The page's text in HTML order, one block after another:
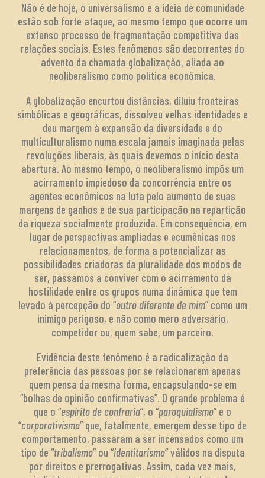
Não é de hoje, o universalismo e a ideia de comunidade
estão sob forte ataque, ao mesmo tempo que ocorre um
extenso processo de fragmentação competitiva das
relações sociais. Estes fenômenos são decorrentes do
advento da chamada globalização, aliada ao
neoliberalismo como política econômica.
A globalização encurtou distâncias, diluiu fronteiras
simbólicas e geográficas, dissolveu velhas identidades e
deu margem à expansão da diversidade e do
multiculturalismo numa escala jamais imaginada pelas
revoluções liberais, às quais devemos o início desta
abertura. Ao mesmo tempo, o neoliberalismo impôs um
acirramento impiedoso da concorrência entre os
agentes econômicos na luta pelo aumento de suas
margens de ganhos e de sua participação na repartição
da riqueza socialmente produzida. Em consequência, em
lugar de perspectivas ampliadas e ecumênicas nos
relacionamentos, de forma a potencializar as
possibilidades criadoras da pluralidade dos modos de
ser, passamos a conviver com o acirramento da
hostilidade entre os grupos numa dinâmica que tem
levado à percepção do “outro diferente de mim” como um
inimigo perigoso, e não como mero adversário,
competidor ou, quem sabe, um parceiro.
Evidência deste fenômeno é a radicalização da
preferência das pessoas por se relacionarem apenas
quem pensa da mesma forma, encapsulando-se em
“bolhas de opinião confirmativas”. O grande problema é
que o “espírito de confraria”, o “paroquialismo” e o
“corporativismo” que, fatalmente, emergem desse tipo de
comportamento, passaram a ser incensados como um
tipo de “tribalismo” ou “identitarismo” válidos na disputa
por direitos e prerrogativas. Assim, cada vez mais,